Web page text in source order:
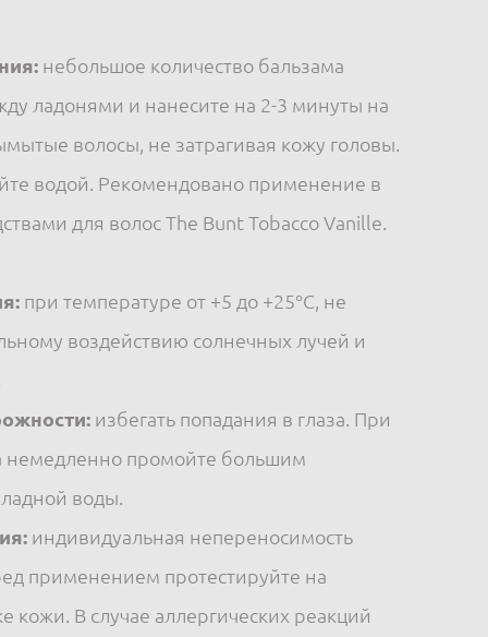
небольшое количество бальзама
ладонями и нанесите на 2-3 минуты на
волосы, не затрагивая кожу головы.
водой. Рекомендовано применение в
для волос The Bunt Tobacco Vanille.
при температуре от +5 до +25°С, не
воздействию солнечных лучей и
избегать попадания в глаза. При
немедленно промойте большим
воды.
индивидуальная непереносимость
применением протестируйте на
кожи. В случае аллергических реакций